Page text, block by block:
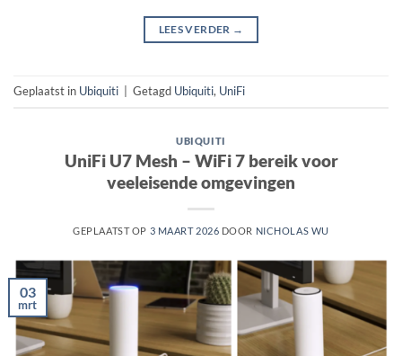
LEES VERDER →
Geplaatst in Ubiquiti Getagd Ubiquiti, UniFi
UBIQUITI
UniFi U7 Mesh – WiFi 7 bereik voor
veeleisende omgevingen
GEPLAATST OP 3 MAART 2026 DOOR NICHOLAS WU
03
mrt